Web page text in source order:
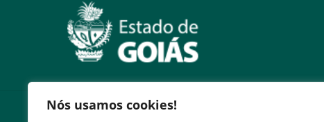
Nós usamos cookies!
Serviços